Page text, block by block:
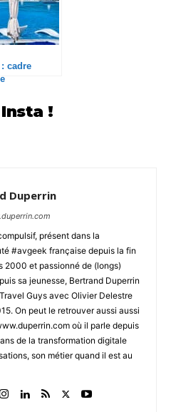
cadre
!
Duperrin
présent dans la
#avgeek française depuis la fin
2000 et passionné de (longs)
sa jeunesse, Bertrand Duperrin
Guys avec Olivier Delestre
On peut le retrouver aussi aussi
où il parle depuis
de la transformation digitale
son métier quand il est au